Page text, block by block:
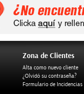
Zona de Clientes
Alta como nuevo cliente
¿Olvidó su contraseña?
Formulario de Incidencias